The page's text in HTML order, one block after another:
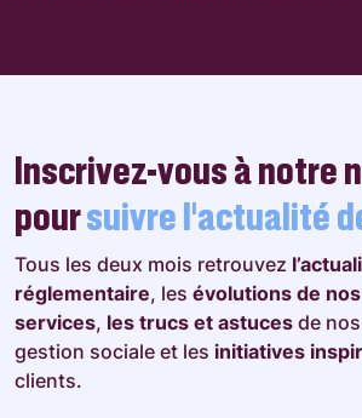
Inscrivez-vous à notre
poursuivre l’actualité
Tous les deux mois retrouvez
réglementaire, les évolutions de
services, les trucs et astuces de
gestion sociale et les initiatives
clients.